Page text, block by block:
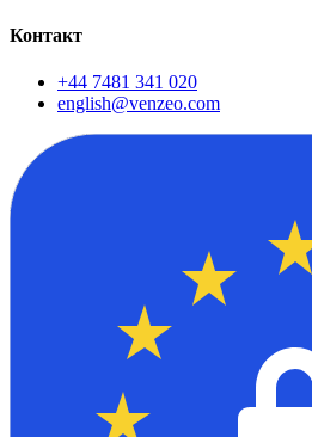
Контакт
+44 7481 341 020
english@venzeo.com